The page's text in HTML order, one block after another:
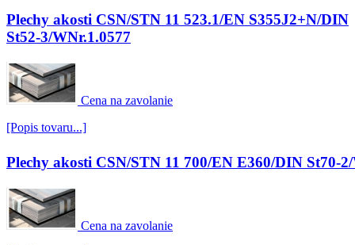
Plechy akosti CSN/STN 11 523.1/EN S355J2+N/DIN
St52-3/WNr.1.0577
Cena na zavolanie
[Popis tovaru...]
Plechy akosti CSN/STN 11 700/EN E360/DIN St70-
Cena na zavolanie